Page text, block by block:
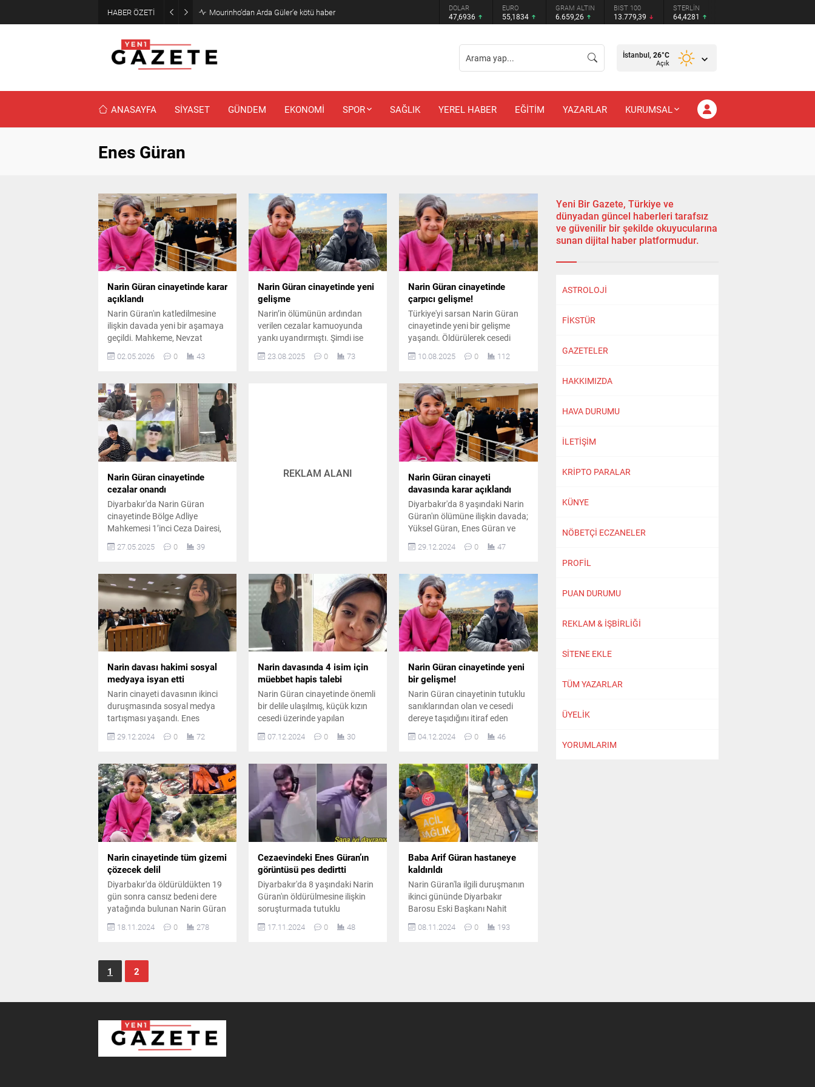
HABER ÖZETİ Mourinho’dan Arda Güler’e kötü haber DOLAR
47,6936
EURO
55,1834
GRAM ALTIN
6.659,26
BIST 100
13.779,39
STERLİN
64,4281
İstanbul, 26°C
Açık
ANASAYFA SİYASET GÜNDEM EKONOMİ SPOR SAĞLIK YEREL HABER EĞİTİM YAZARLAR KURUMSAL
Enes Güran
Narin Güran cinayetinde karar
açıklandı
Narin Güran'ın katledilmesine
ilişkin davada yeni bir aşamaya
geçildi. Mahkeme, Nevzat
Bahtiyar'a "nitelikli kasten
öldürmeye yardım" suçundan
gerekçelerini detaylandırarak
amca, anne ve ağabeyin
olaydaki rollerini net bir şekilde
ortaya koydu.
02.05.2026 0 43
Narin Güran cinayetinde yeni
gelişme
Narin’in ölümünün ardından
verilen cezalar kamuoyunda
yankı uyandırmıştı. Şimdi ise
olayın kilit isimlerinden Nevzat
Bahtiyar’ın telefonunda, köydeki
23.08.2025 0 73
Narin Güran cinayetinde
çarpıcı gelişme!
Türkiye'yi sarsan Narin Güran
cinayetinde yeni bir gelişme
yaşandı. Öldürülerek cesedi
nehre atılan küçük Narin'in
ağabeyi Baran Güran, kardeşi,
olduğunu savundu.
10.08.2025 0 112
Narin Güran cinayetinde
cezalar onandı
Diyarbakır'da Narin Güran
cinayetinde Bölge Adliye
Mahkemesi 1’inci Ceza Dairesi,
Enes ve amca Salim ile
hakkında 8’inci Ağır Ceza
Mahkemesi tarafından verilen
hapis cezalarını onadı.
27.05.2025 0 39
REKLAM ALANI
Narin Güran cinayeti
davasında karar açıklandı
Diyarbakır'da 8 yaşındaki Narin
Güran'ın ölümüne ilişkin davada;
Yüksel Güran, Enes Güran ve
müebbet hapis cezası verildi.
29.12.2024 0 47
Narin davası hakimi sosyal
medyaya isyan etti
Narin cinayeti davasının ikinci
duruşmasında sosyal medya
tartışması yaşandı. Enes
Güran'ın avukatı, Diyarbakır
Barosu eski başkanı Nahit
medyada paylaştınız. Biz
iddianameyi sosyal medyadan
öğrendik" dedi.
29.12.2024 0 72
Narin davasında 4 isim için
müebbet hapis talebi
Narin Güran cinayetinde önemli
bir delile ulaşılmış, küçük kızın
cesedi üzerinde yapılan
incelemelerde avuç içinde ve
şortunda kalan saç ile kıl
anne ve ağabeye ait çıkmıştı.
07.12.2024 0 30
Narin Güran cinayetinde yeni
bir gelişme!
Narin Güran cinayetinin tutuklu
sanıklarından olan ve cesedi
dereye taşıdığını itiraf eden
Nevzat Bahtiyar'a 'suçu
üstlenmesi teklifi' yapıldığı
kişinin ifadeleri alındı.
04.12.2024 0 46
Narin cinayetinde tüm gizemi
çözecek delil
Diyarbakır'da öldürüldükten 19
gün sonra cansız bedeni dere
yatağında bulunan Narin Güran
devam ederken yeni bir gelişme
18.11.2024 0 278
Cezaevindeki Enes Güran’ın
görüntüsü pes dedirtti
Diyarbakır'da 8 yaşındaki Narin
Güran'ın öldürülmesine ilişkin
soruşturmada tutuklu
Güran'ın cezaevinden ailesiyle
17.11.2024 0 48
Baba Arif Güran hastaneye
kaldırıldı
Narin Güran'la ilgili duruşmanın
ikinci gününde Diyarbakır
Barosu Eski Başkanı Nahit
Güran'a kurduğu cümlelerin
08.11.2024 0 193
1 2
Yeni Bir Gazete, Türkiye ve
dünyadan güncel haberleri tarafsız
ve güvenilir bir şekilde okuyucularına
sunan dijital haber platformudur.
ASTROLOJİ
FİKSTÜR
GAZETELER
HAKKIMIZDA
HAVA DURUMU
İLETİŞİM
KRİPTO PARALAR
KÜNYE
NÖBETÇİ ECZANELER
PROFİL
PUAN DURUMU
REKLAM & İŞBİRLİĞİ
SİTENE EKLE
TÜM YAZARLAR
ÜYELİK
YORUMLARIM